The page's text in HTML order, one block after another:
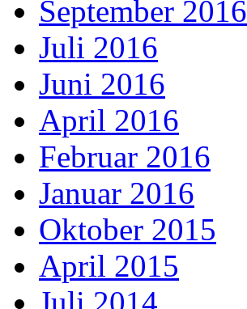
September 2016
Juli 2016
Juni 2016
April 2016
Februar 2016
Januar 2016
Oktober 2015
April 2015